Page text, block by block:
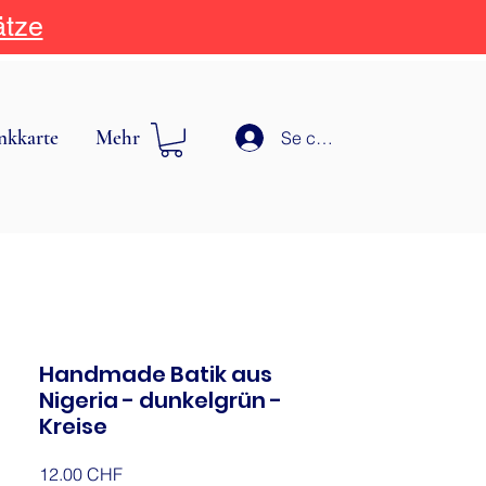
Mehr Se connecter
Handmade Batik aus
Nigeria - dunkelgrün -
Kreise
12.00 CHFPrix